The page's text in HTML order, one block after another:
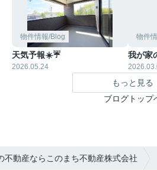
物件情報/Blog
天気予報☀️☔
2026.05.24
物件
我が家
もっと見る
ブログトップ
不動産ならこのまち不動産株式会社